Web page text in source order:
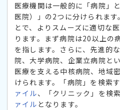
医療機関は一般的に「病院」
医院）」の2つに分けられま
とで、よりスムーズに適切な
ります。まず病院は20以上の
を指します。さらに、先進的
院、大学病院、企業立病院と
医療を支える中核病院、地域
けられます。「病院」を検索
ァイル、「クリニック」を検
ァイル となります。